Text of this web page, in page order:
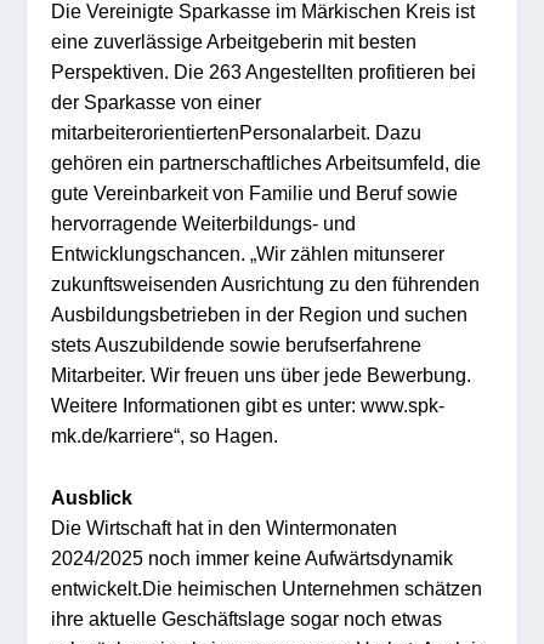
Die Vereinigte Sparkasse im Märkischen Kreis ist
eine zuverlässigeArbeitgeberin mit besten
Perspektiven. Die 263Angestellten profitieren bei
der Sparkasse von einer
mitarbeiterorientiertenPersonalarbeit. Dazu
gehören ein partnerschaftliches Arbeitsumfeld,die
gute Vereinbarkeit von Fami lie und Beruf sowie
hervorragende Weiterbi ldungs- und
Entwicklungschancen.„Wir zählen mitunserer
zukunftsweisendenAusrichtung zu denführenden
Ausbi ldungsbetrieben in der Region undsuchen
stets Auszubildende sowie berufserfahrene
Mitarbeiter. Wir freuen uns über jede Bewerbung.
Weitere Informationengibtes unter: www.spk-
mk.de/karriere“, so Hagen.
Ausblick
Die Wirtschaft hat in denWintermonaten
2024/2025 noch immer keine Aufwärtsdynamik
entwickelt.Die heimischen Unternehmen schätzen
ihre aktuelle Geschäftslage sogar noch etwas